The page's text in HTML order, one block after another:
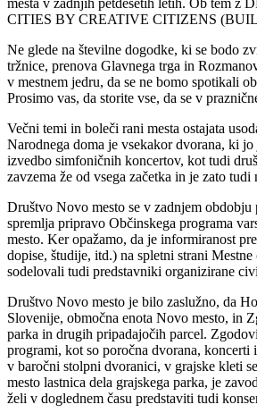
CITIES BY CREATIVE CITIZENS
Ne glede na številne dogodke, ki se bodo
tržnice, prenova Glavnega trga in
v mestnem jedru, da se ne bomo spotikali
Prosimo vas, da storite vse, da se v
Večni temi in boleči rani mesta ostajata
Narodnega doma je vsekakor dvorana, ki
izvedbo simfoničnih koncertov, kot tudi
zavzema že od vsega začetka in je zato
Društvo Novo mesto se v zadnjem
spremlja pripravo Občinskega programa
mesto. Ker opažamo, da je informiranost
dopise, študije, itd.) na spletni strani
sodelovali tudi predstavniki organizirane
Društvo Novo mesto je bilo zaslužno, da
Slovenije, območna enota Novo mesto, in
parka in drugih pripadajočih parcel.
programi, kot so poročna dvorana,
v baročni stolpni dvoranici, v grajske kleti
mesto lastnica dela grajskega parka, je
želi v doglednem času predstaviti tudi